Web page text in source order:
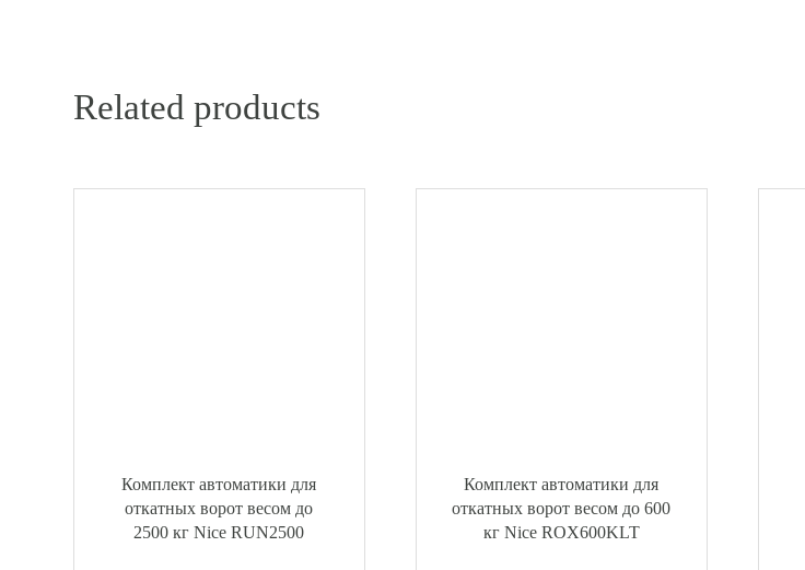
Related products
Комплект автоматики для
откатных ворот весом до
2500 кг Nice RUN2500
Комплект автоматики для
откатных ворот весом до 600
кг Nice ROX600KLT